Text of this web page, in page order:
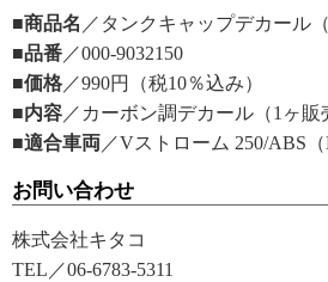
■商品名 ／タンクキャップデカール（
■品番 ／000-9032150
■価格 ／990円（税10％込み）
■内容 ／カーボン調デカール（1ヶ販
■適合車両 ／Vストローム 250/ABS（
お問い合わせ
株式会社キタコ
TEL／06-6783-5311